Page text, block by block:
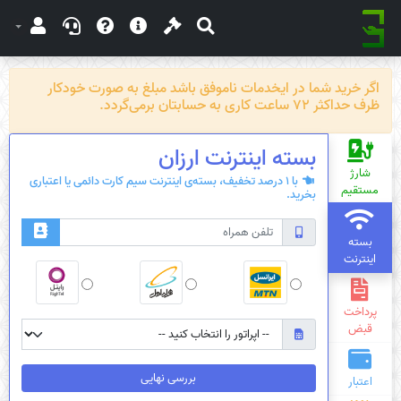
اگر خرید شما در ایخدمات ناموفق باشد مبلغ به صورت خودکار
ظرف حداکثر 72 ساعت کاری به حسابتان برمی‌گردد.
شارژ
مستقیم
بسته
اینترنت
پرداخت
قبض
اعتبار
بسته‌ اینترنت ارزان
با 1 درصد تخفیف، بسته‌ی اینترنت سیم کارت دائمی یا اعتباری
بخرید.
بررسی نهایی